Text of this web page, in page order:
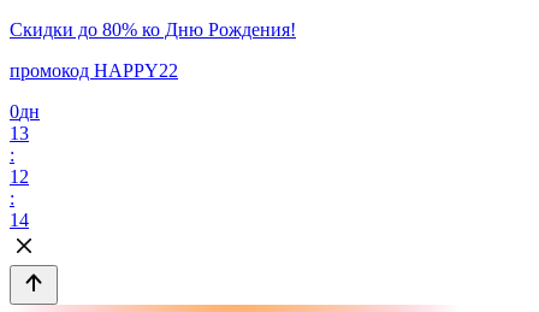
Скидки до 80% ко Дню Рождения!
промокод HAPPY22
0дн
13
:
12
:
14